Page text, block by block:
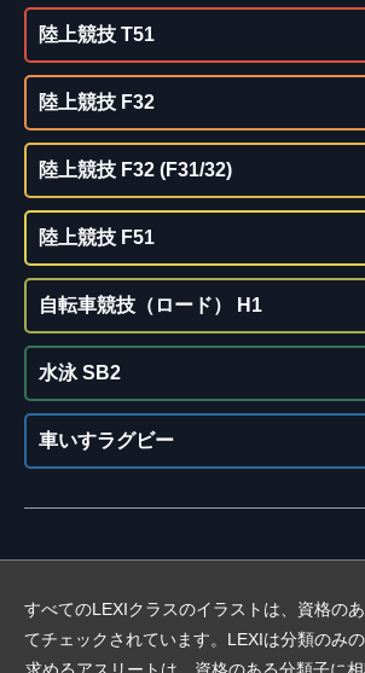
陸上競技 T51
陸上競技 F32
陸上競技 F32 (F31/32)
陸上競技 F51
自転車競技（ロード） H1
水泳 SB2
車いすラグビー
すべてのLEXIクラスのイラストは、資格の
てチェックされています。LEXIは分類のみ